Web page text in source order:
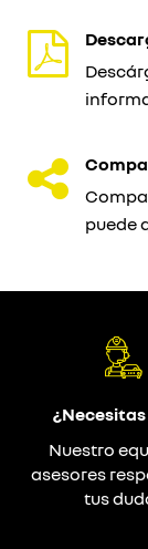
puede
Nuestro
asesores
tus